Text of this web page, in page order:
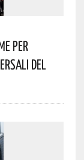
PER
DEL